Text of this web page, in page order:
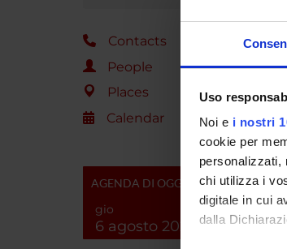
Uso
Noi e i nostri
cookie per
personalizzati,
chi utilizza i
digitale in cui
dalla
Contacts
People
Places
Calendar
AGENDA DI OGGI
gio
6 agosto 2026